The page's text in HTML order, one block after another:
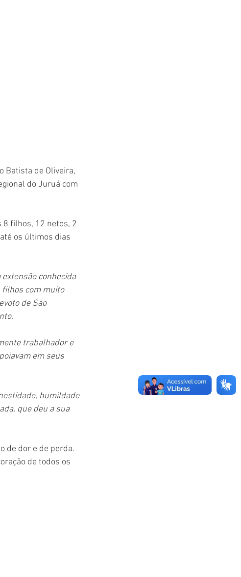
Batista de Oliveira,
do Juruá com
8 filhos, 12 netos, 2
os últimos dias
conhecida
filhos com muito
de São
trabalhador e
em seus
humildade
que deu a sua
de dor e de perda.
de todos os